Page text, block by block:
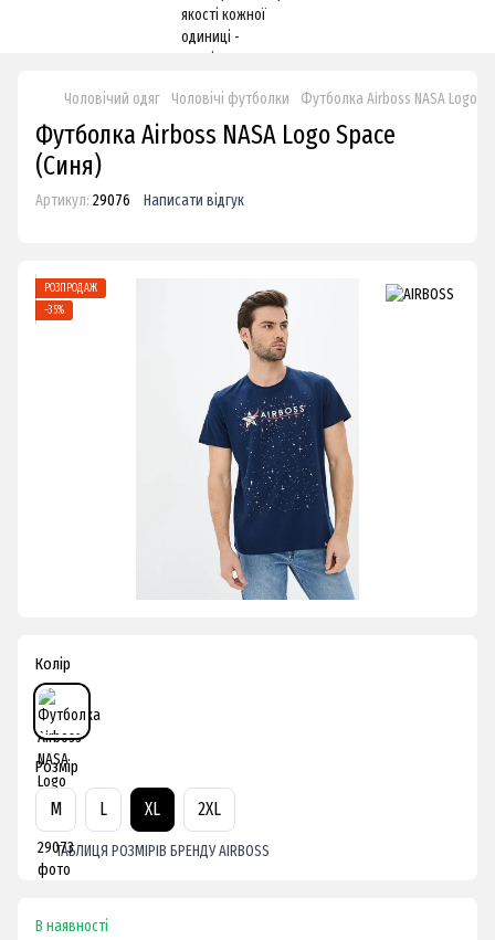
Чоловічий одяг Чоловічі футболки Футболка Airboss NASA Logo
Футболка Airboss NASA Logo Space
(Синя)
Артикул: 29076 Написати відгук
РОЗПРОДАЖ
−35%
Колір
Розмір
M L XL 2XL
ТАБЛИЦЯ РОЗМІРІВ БРЕНДУ AIRBOSS
В наявності